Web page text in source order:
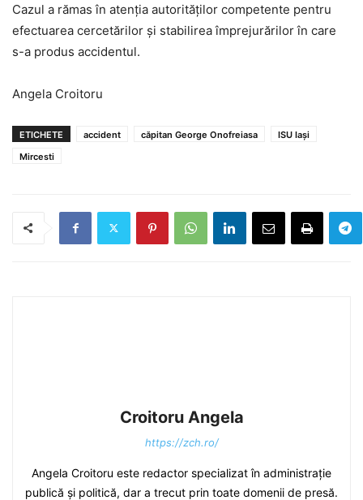
Cazul a rămas în atenția autorităților competente pentru
efectuarea cercetărilor și stabilirea împrejurărilor în care
s-a produs accidentul.
Angela Croitoru
ETICHETE accident căpitan George Onofreiasa
ISU Iaşi
Mircesti
Croitoru Angela
https://zch.ro/
Angela Croitoru este redactor specializat în administrație
publică și politică, dar a trecut prin toate domenii de presă.